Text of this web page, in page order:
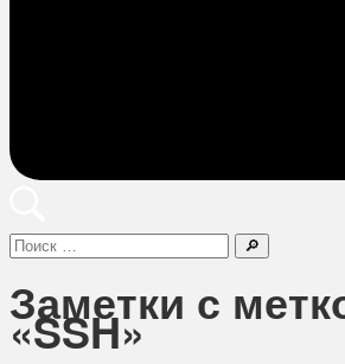
Поиск
Заметки с
«SSH»